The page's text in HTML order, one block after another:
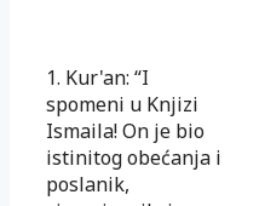
1. Kur'an: “I
spomeni u Knjizi
Ismaila! On je bio
istinitog obećanja i
poslanik,